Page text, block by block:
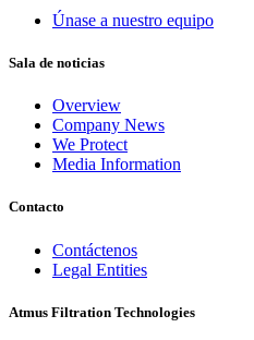
Únase a nuestro equipo
Sala de noticias
Overview
Company News
We Protect
Media Information
Contacto
Contáctenos
Legal Entities
Atmus Filtration Technologies